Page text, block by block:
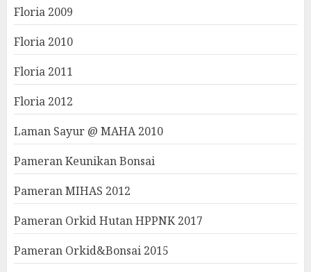
Floria 2009
Floria 2010
Floria 2011
Floria 2012
Laman Sayur @ MAHA 2010
Pameran Keunikan Bonsai
Pameran MIHAS 2012
Pameran Orkid Hutan HPPNK 2017
Pameran Orkid&Bonsai 2015